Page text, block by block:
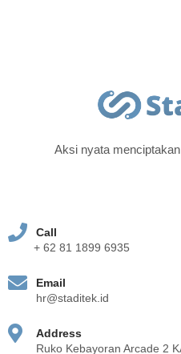
Aksi nyata
Call
+ 62 81 1899 6935
Email
hr@staditek.id
Address
Ruko Kebayoran Arcade 2